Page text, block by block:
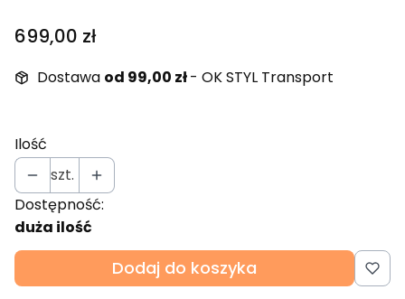
Cena
699,00 zł
Dostawa od 99,00 zł- OK STYL Transport
Ilość
szt.
Dostępność:
duża ilość
Dodaj do koszyka